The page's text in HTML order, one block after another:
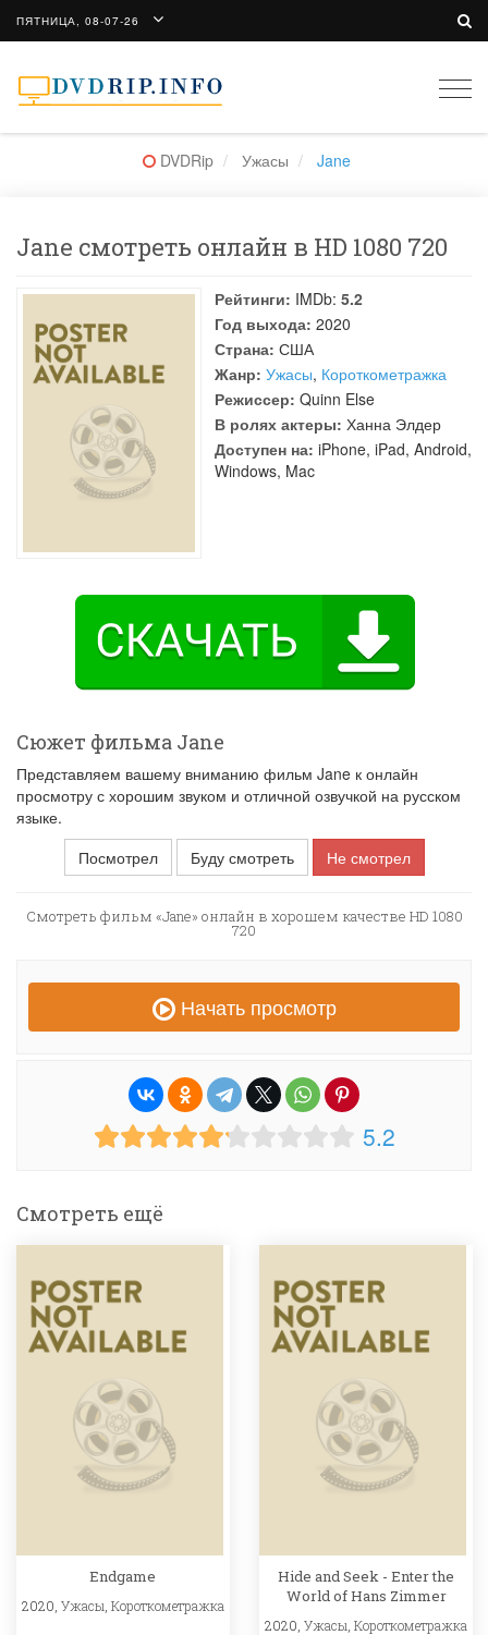
ПЯТНИЦА, 08-07-26
DVDRip Ужасы Jane
Jane смотреть онлайн в HD 1080 720
Рейтинги: IMDb: 5.2
Год выхода: 2020
Страна: США
Жанр: Ужасы, Короткометражка
Режиссер: Quinn Else
В ролях актеры: Ханна Элдер
Доступен на: iPhone, iPad, Android,
Windows, Mac
Сюжет фильма Jane
Представляем вашему вниманию фильм Jane к онлайн
просмотру с хорошим звуком и отличной озвучкой на русском
языке.
Посмотрел
Буду смотреть Не смотрел
Смотреть фильм «Jane» онлайн в хорошем качестве HD 1080
720
Начать просмотр
5.2
Смотреть ещё
Endgame
2020, Ужасы Короткометражка
Hide and Seek - Enter the
World of Hans Zimmer
2020,Ужасы ,Короткометражка